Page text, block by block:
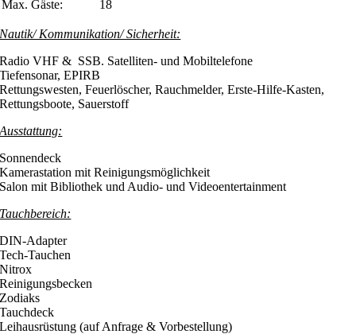
Max. Gäste:
18
Nautik/ Kommunikation/ Sicherheit:
Radio VHF & SSB. Satelliten- und Mobiltelefone
Tiefensonar, EPIRB
Rettungswesten, Feuerlöscher, Rauchmelder, Erste-Hilfe-Kasten,
Rettungsboote, Sauerstoff
Ausstattung:
Sonnendeck
Kamerastation mit Reinigungsmöglichkeit
Salon mit Bibliothek und Audio- und Videoentertainment
Tauchbereich:
DIN-Adapter
Tech-Tauchen
Nitrox
Reinigungsbecken
Zodiaks
Tauchdeck
Leihausrüstung (auf Anfrage & Vorbestellung)